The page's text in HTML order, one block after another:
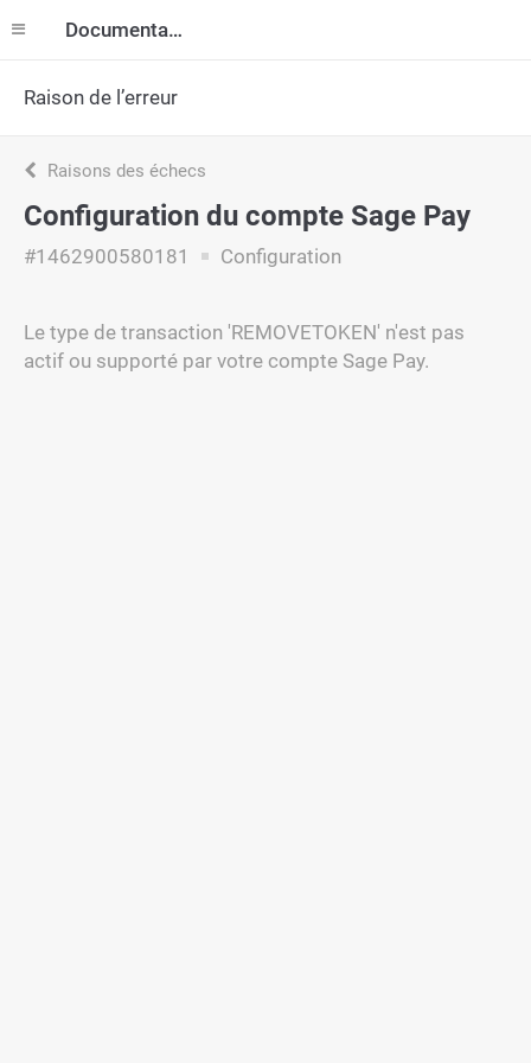
Documentation
Raison de l’erreur
Raisons des échecs
Configuration du compte Sage Pay
#1462900580181 Configuration
Le type de transaction 'REMOVETOKEN' n'est pas
actif ou supporté par votre compte Sage Pay.